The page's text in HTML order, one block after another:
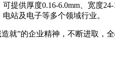
提供厚度0.16-6.0mm、宽度
站及电子等多个领域行业。
就”的企业精神，不断进取